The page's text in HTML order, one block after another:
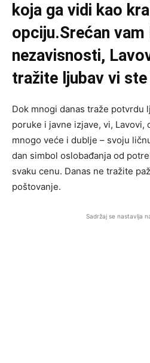
koja ga vidi kao
opciju.Srećan vam
nezavisnosti,
tražite ljubav vi ste
Dok mnogi danas traže potvrdu
poruke i javne izjave, vi, Lavovi,
mnogo veće i dublje – svoju
dan simbol oslobađanja od
svaku cenu. Danas ne tražite
poštovanje.
Sadržaj se nastavlja